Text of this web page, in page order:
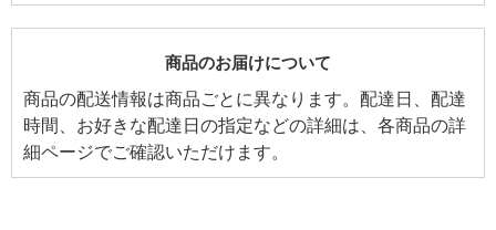
商品のお届けについて
商品の配送情報は商品ごとに異なります。配達日、配達
時間、お好きな配達日の指定などの詳細は、各商品の詳
細ページでご確認いただけます。